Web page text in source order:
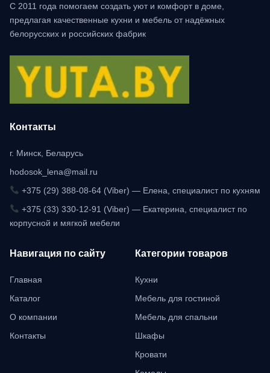
С 2011 года помогаем создать уют и комфорт в доме,
предлагая качественные кухни и мебель от надёжных
белорусских и российских фабрик
Контакты
г. Минск, Беларусь
hodosok_lena@mail.ru
+375 (29) 388-08-64 (Viber) — Елена, специалист по кухням
+375 (33) 330-12-91 (Viber) — Екатерина, специалист по
корпусной и мягкой мебели
Навигация по сайту
Главная
Каталог
О компании
Контакты
Категории товаров
Кухни
Мебель для гостиной
Мебель для спальни
Шкафы
Кровати